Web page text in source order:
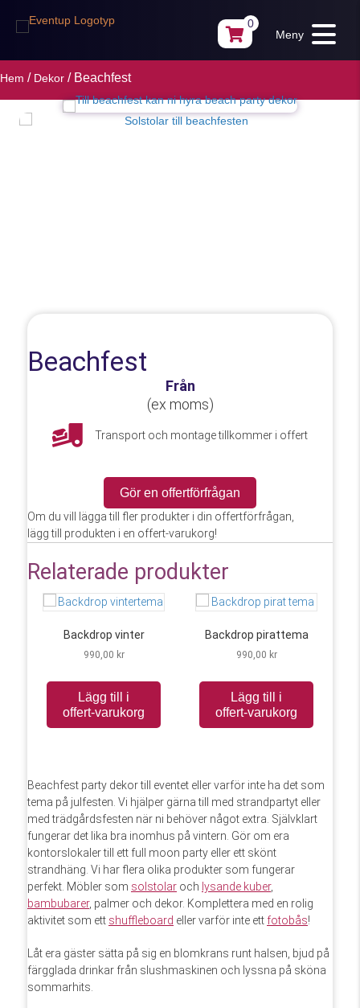
0
Meny
Hem / Dekor / Beachfest
Beachfest
Från
(ex moms)
Transport och montage tillkommer i offert
Gör en offertförfrågan
Om du vill lägga till fler produkter i din offertförfrågan,
lägg till produkten i en offert-varukorg!
Relaterade produkter
Backdrop vinter
990,00 kr
Lägg till i
offert-varukorg
Backdrop pirattema
990,00 kr
Lägg till i
offert-varukorg
Beachfest party dekor till eventet eller varför inte ha det som
tema på julfesten. Vi hjälper gärna till med strandpartyt eller
med trädgårdsfesten när ni behöver något extra. Självklart
fungerar det lika bra inomhus på vintern. Gör om era
kontorslokaler till ett full moon party eller ett skönt
strandhäng. Vi har flera olika produkter som fungerar
perfekt. Möbler som solstolar och lysande kuber,
bambubarer, palmer och dekor. Komplettera med en rolig
aktivitet som ett shuffleboard eller varför inte ett fotobås!
Låt era gäster sätta på sig en blomkrans runt halsen, bjud på
färgglada drinkar från slushmaskinen och lyssna på sköna
sommarhits.